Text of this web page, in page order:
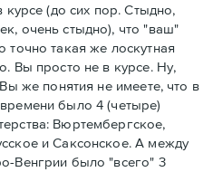
курсе (до сих пор. Стыдно,
очень стыдно), что "ваш"
точно такая же лоскутная
Вы просто не в курсе. Ну,
же понятия не имеете, что в
было 4 (четыре)
Вюртембергское,
и Саксонское. А между
Венгрии было "всего" 3